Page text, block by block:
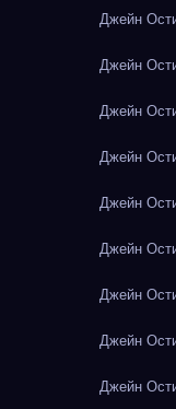
Джейн
Джейн
Джейн
Джейн
Джейн
Джейн
Джейн
Джейн
Джейн